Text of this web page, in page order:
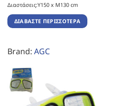
Διαστάσεις:Υ150 x Μ130 cm
ΔΙΑΒΆΣΤΕ ΠΕΡΙΣΣΌΤΕΡΑ
Brand: AGC